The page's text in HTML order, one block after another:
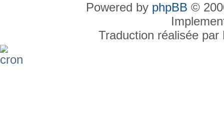
Powered by phpBB ©
Traduction réalisée par